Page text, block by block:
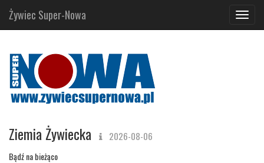
Żywiec Super-Nowa
Ziemia Żywiecka 2026-08-06
Bądź na bieżąco